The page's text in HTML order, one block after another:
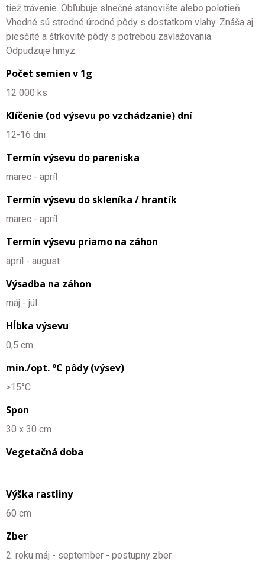
tiež trávenie. Obľubuje slnečné stanovište alebo polotieň.
Vhodné sú stredné úrodné pôdy s dostatkom vlahy. Znáša aj
piesčité a štrkovité pôdy s potrebou zavlažovania.
Odpudzuje hmyz.
Počet semien v 1g
12 000 ks
Klíčenie (od výsevu po vzchádzanie) dní
12-16 dni
Termín výsevu do pareniska
marec - apríl
Termín výsevu do skleníka / hrantík
marec - apríl
Termín výsevu priamo na záhon
apríl - august
Výsadba na záhon
máj - júl
Hĺbka výsevu
0,5 cm
min./opt. °C pôdy (výsev)
>15°C
Spon
30 x 30 cm
Vegetačná doba
Výška rastliny
60 cm
Zber
2. roku máj - september - postupny zber